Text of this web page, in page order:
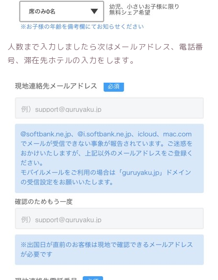
人数まで入力しましたら次はメールアドレス、電話番
号、滞在先ホテルの入力をします。